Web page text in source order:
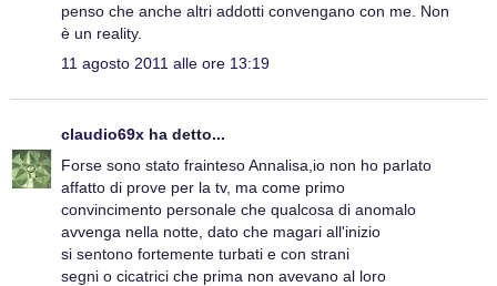
penso che anche altri addotti convengano con me. Non
è un reality.
11 agosto 2011 alle ore 13:19
claudio69x ha detto...
Forse sono stato frainteso Annalisa,io non ho parlato
affatto di prove per la tv, ma come primo
convincimento personale che qualcosa di anomalo
avvenga nella notte, dato che magari all'inizio
si sentono fortemente turbati e con strani
segni o cicatrici che prima non avevano al loro